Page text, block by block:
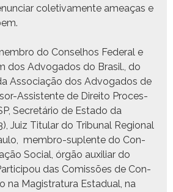
cole­ti­va­mente ameaças e
do Con­sel­hos Fed­er­al e
dos Advo­ga­dos do Brasil., do
Asso­ci­ação dos Advo­ga­dos de
Assis­tente de Dire­ito Proces­
Secretário de Esta­do da
Juiz Tit­u­lar do Tri­bunal Region­al
mem­bro-suplente do Con­
Social, órgão aux­il­iar do
das Comis­sões de Con­
na Mag­i­s­tratu­ra Estad­ual, na